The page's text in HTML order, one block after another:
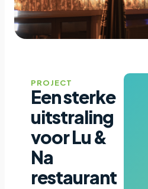
PROJECT
Een sterke
uitstraling
voor Lu &
Na
restaurant